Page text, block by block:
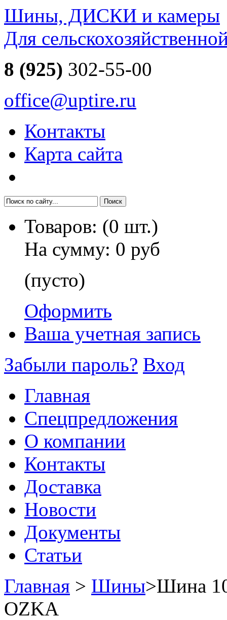
Шины, ДИСКИ и камеры
Для
8 (925) 302-55-00
office@uptire.ru
Контакты
Карта сайта
Товаров: (0 шт.)
На сумму: 0 руб
(пусто)
Оформить
Ваша учетная запись
Забыли пароль? Вход
Главная
Спецпредложения
О компании
Контакты
Доставка
Новости
Документы
Статьи
Главная > Шины>Шина
OZKA